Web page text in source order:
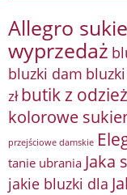
Allegro
wyprzedaż
bluzki dam
zł butik z
kolorowe
przejściowe damskie
tanie ubrania Jaka
jakie bluzki dla